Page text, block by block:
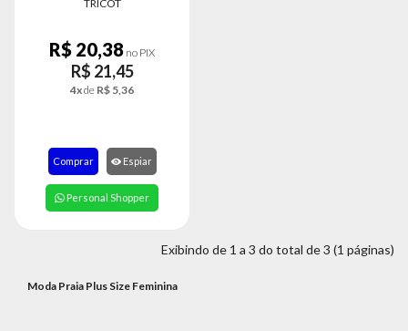
CENTRAL
ATENDIMENTO
8363
Chat
WhatsApp
TRICOT
R$ 20,38 no PIX
R$ 21,45
4xde R$ 5,36
Comprar Espiar
Personal Shopper
Exibindo de 1 a 3 do total de 3 (1 páginas)
Moda Praia Plus Size Feminina